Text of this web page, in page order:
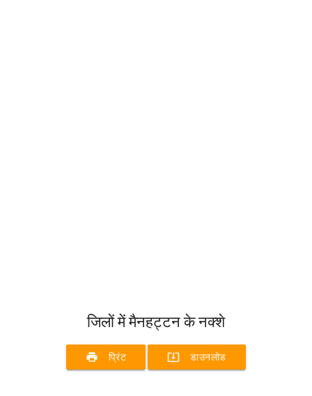
जिलों में मैनहट्टन के नक्शे
print प्रिंट system_update_alt डाउनलोड